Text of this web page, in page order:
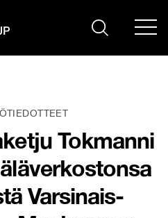
Tokmanni
Varsinais-